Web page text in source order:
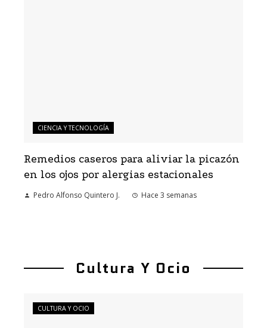
CIENCIA Y TECNOLOGÍA
Remedios caseros para aliviar la picazón
en los ojos por alergias estacionales
Pedro Alfonso Quintero J. Hace 3 semanas
Cultura Y Ocio
CULTURA Y OCIO